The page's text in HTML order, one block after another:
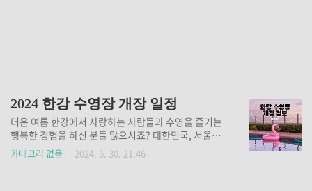
2024 한강 수영장 개장 일정
더운 여름 한강에서 사랑하는 사람들과 수영을 즐기는
행복한 경험을 하신 분들 많으시죠? 대한민국, 서울의
심장과도 같은 아름다운 한강에서 무더위를 식힐 날이
다가 오고 있습니다. 올해는 단 6곳만 개장한다고 하니
카테고리 없음 2024. 5. 30. 21:46